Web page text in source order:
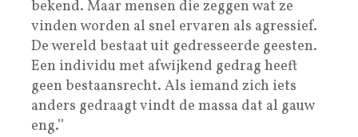
bekend. Maar mensen die zeggen wat ze
vinden worden al snel ervaren als agressief.
De wereld bestaat uit gedresseerde geesten.
Een individu met afwijkend gedrag heeft
geen bestaansrecht. Als iemand zich iets
anders gedraagt vindt de massa dat al gauw
eng.’’